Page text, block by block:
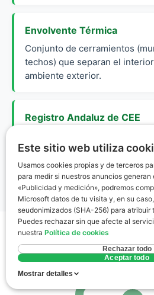
Envolvente Térmica
Conjunto de cerramientos
techos) que separan el
ambiente exterior.
Registro Andaluz de CEE
obligatoriamente los
etiqueta oficial en Andalucía.
Este sitio web utiliza
Usamos cookies propias y de terceros
para medir si nuestros anuncios
«Publicidad y medición», podremos
Microsoft datos de tu visita y, en su
seudonimizados (SHA-256) para atribuir
Puedes rechazar sin que afecte al
nuestra Política de cookies
Rechazar todo
Aceptar todo
Mostrar detalles